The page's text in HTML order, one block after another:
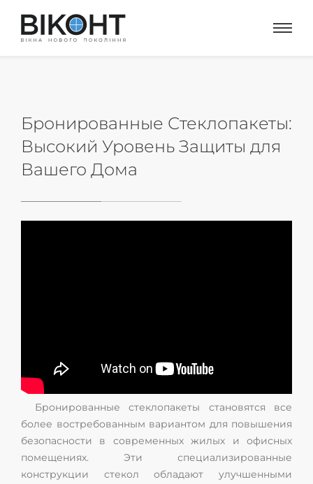
Бронированные Стеклопакеты:
Высокий Уровень Защиты для
Вашего Дома
Бронированные стеклопакеты становятся все
более востребованным вариантом для повышения
безопасности в современных жилых и офисных
помещениях. Эти специализированные
конструкции стекол обладают улучшенными